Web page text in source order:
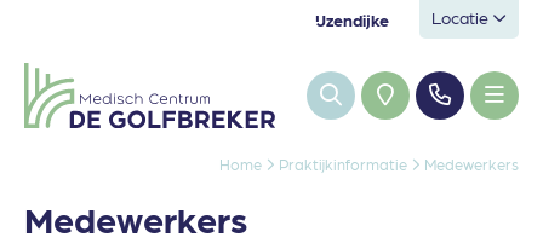
IJzendijke Locatie
Home Praktijkinformatie Medewerkers
Medewerkers